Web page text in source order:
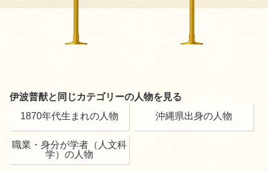
伊波普猷と同じカテゴリーの人物を見る
1870年代生まれの人物
沖縄県出身の人物
職業・身分が学者（人文科
学）の人物